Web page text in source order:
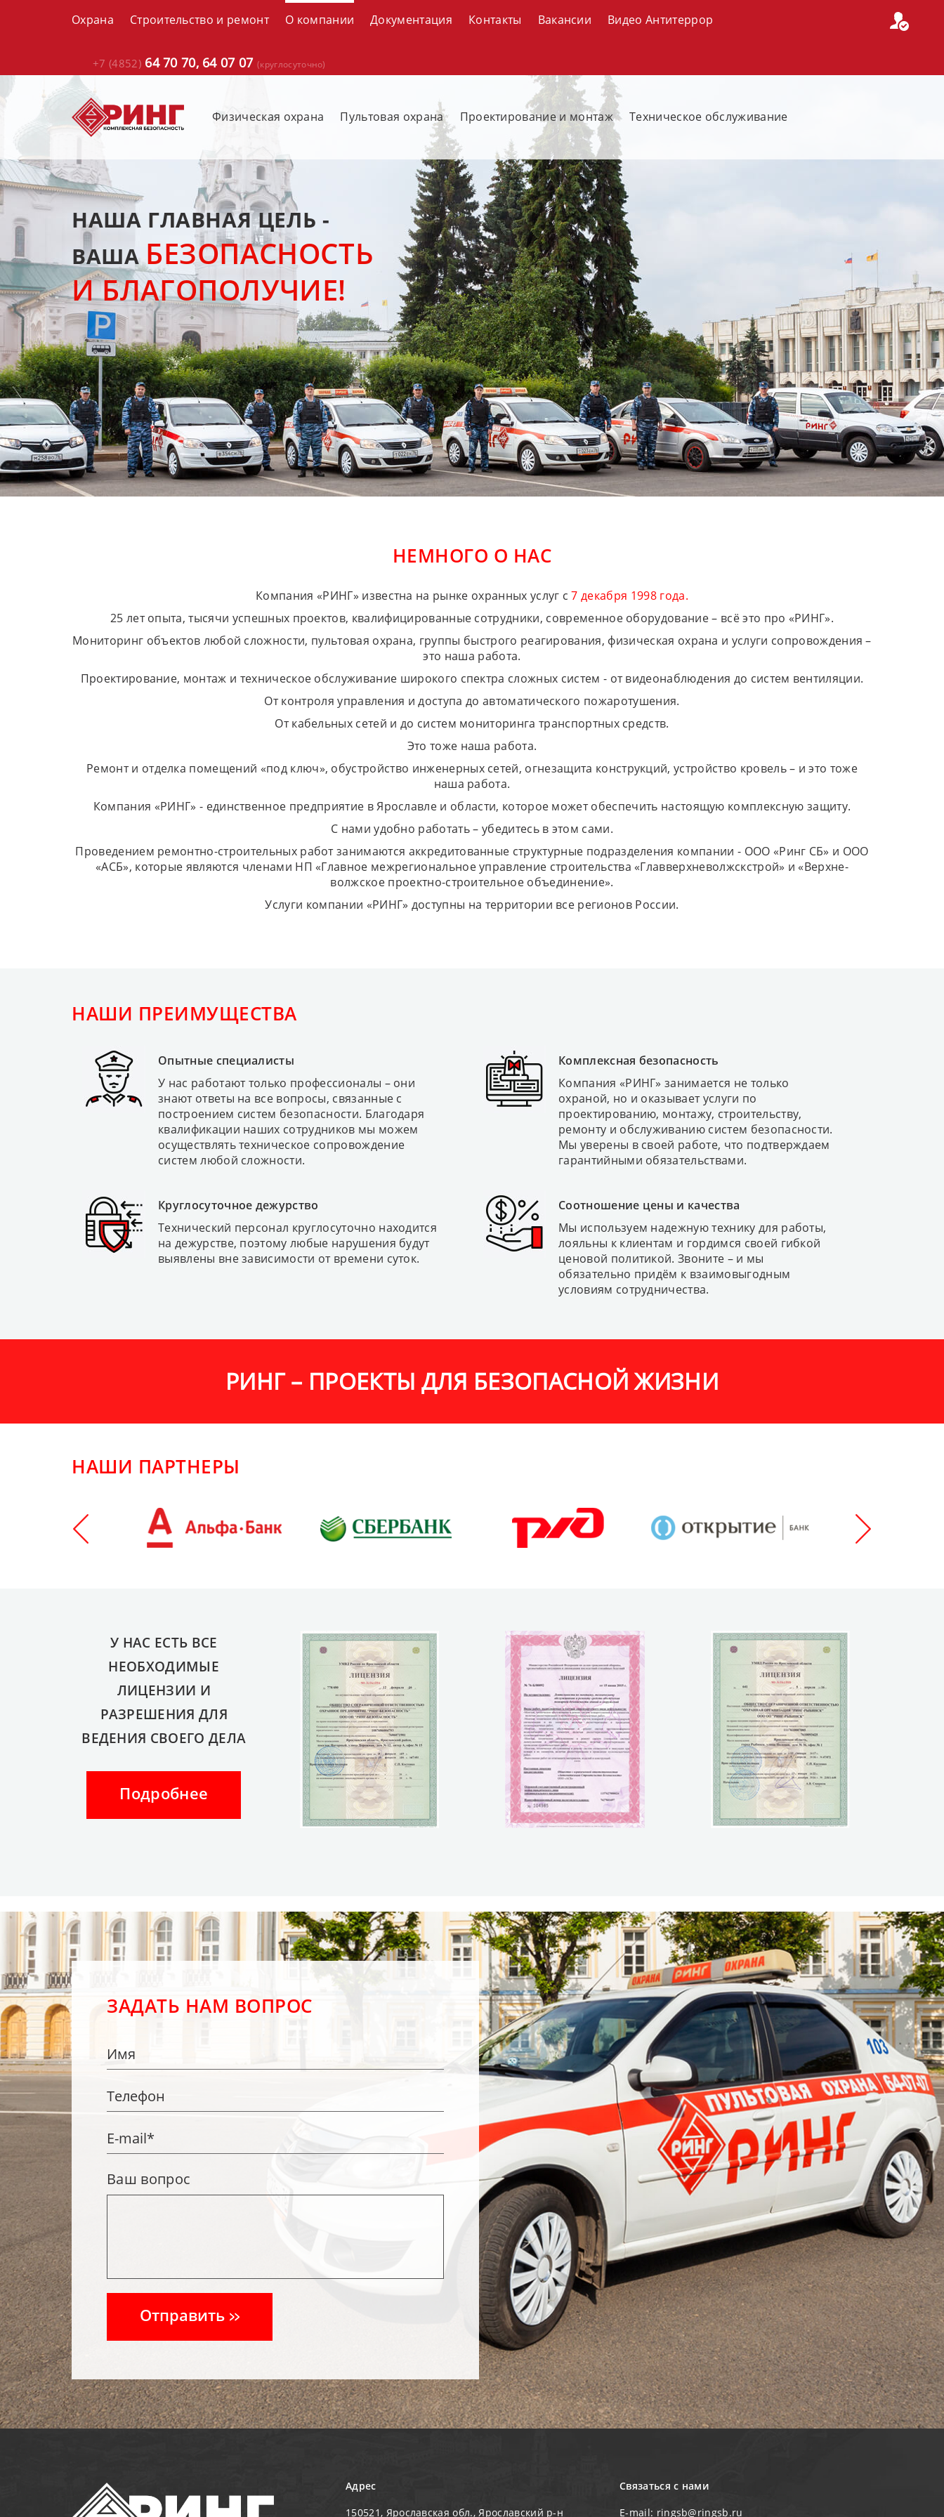
Охрана Строительство и ремонт О компании Документация Контакты Вакансии Видео Антитеррор
+7 (4852)64 70 70, 64 07 07 (круглосуточно)
Физическая охрана Пультовая охрана Проектирование и монтаж Техническое обслуживание
НАША ГЛАВНАЯ ЦЕЛЬ -
ВАША БЕЗОПАСНОСТЬ
И БЛАГОПОЛУЧИЕ!
НЕМНОГО О НАС
Компания «РИНГ» известна на рынке охранных услуг с7 декабря 1998 года.
25 лет опыта, тысячи успешных проектов, квалифицированные сотрудники, современное оборудование – всё это про «РИНГ».
Мониторинг объектов любой сложности, пультовая охрана, группы быстрого реагирования, физическая охрана и услуги сопровождения –
это наша работа.
Проектирование, монтаж и техническое обслуживание широкого спектра сложных систем - от видеонаблюдения до систем вентиляции.
От контроля управления и доступа до автоматического пожаротушения.
От кабельных сетей и до систем мониторинга транспортных средств.
Это тоже наша работа.
Ремонт и отделка помещений «под ключ», обустройство инженерных сетей, огнезащита конструкций, устройство кровель – и это тоже
наша работа.
Компания «РИНГ» - единственное предприятие в Ярославле и области, которое может обеспечить настоящую комплексную защиту.
С нами удобно работать – убедитесь в этом сами.
Проведением ремонтно-строительных работ занимаются аккредитованные структурные подразделения компании - ООО «Ринг СБ» и ООО
«АСБ», которые являются членами НП «Главное межрегиональное управление строительства «Главверхневолжскстрой» и «Верхне-
волжское проектно-строительное объединение».
Услуги компании «РИНГ» доступны на территории все регионов России.
НАШИ ПРЕИМУЩЕСТВА
Опытные специалисты
У нас работают только профессионалы – они
знают ответы на все вопросы, связанные с
построением систем безопасности. Благодаря
квалификации наших сотрудников мы можем
осуществлять техническое сопровождение
систем любой сложности.
Комплексная безопасность
Компания «РИНГ» занимается не только
охраной, но и оказывает услуги по
проектированию, монтажу, строительству,
ремонту и обслуживанию систем безопасности.
Мы уверены в своей работе, что подтверждаем
гарантийными обязательствами.
Круглосуточное дежурство
Технический персонал круглосуточно находится
на дежурстве, поэтому любые нарушения будут
выявлены вне зависимости от времени суток.
Соотношение цены и качества
Мы используем надежную технику для работы,
лояльны к клиентам и гордимся своей гибкой
ценовой политикой. Звоните – и мы
обязательно придём к взаимовыгодным
условиям сотрудничества.
РИНГ – ПРОЕКТЫ ДЛЯ БЕЗОПАСНОЙ ЖИЗНИ
НАШИ ПАРТНЕРЫ
У НАС ЕСТЬ ВСЕ
НЕОБХОДИМЫЕ
ЛИЦЕНЗИИ И
РАЗРЕШЕНИЯ ДЛЯ
ВЕДЕНИЯ СВОЕГО ДЕЛА
Подробнее
ЗАДАТЬ НАМ ВОПРОС
Ваш вопрос
Отправить
Адрес
150521, Ярославская обл., Ярославский р-н
Связаться с нами
E-mail: ringsb@ringsb.ru